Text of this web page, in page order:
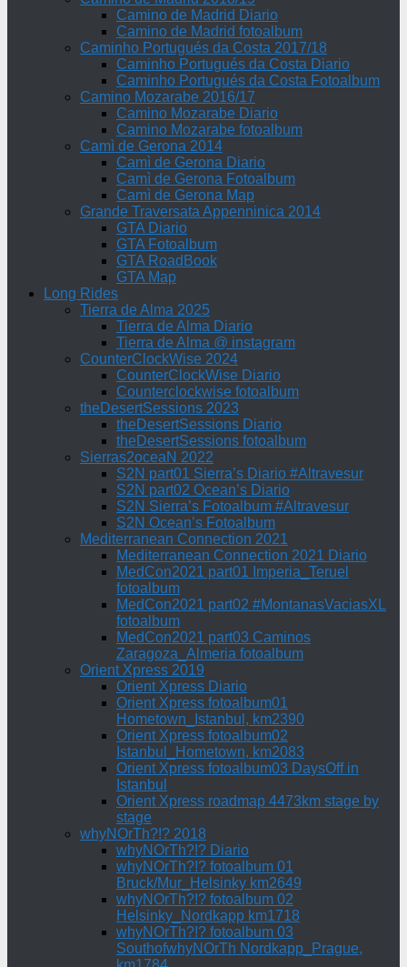
Camino de Madrid Diario
Camino de Madrid fotoalbum
Caminho Portugués da Costa 2017/18
Caminho Portugués da Costa Diario
Caminho Portugués da Costa Fotoalbum
Camino Mozarabe 2016/17
Camino Mozarabe Diario
Camino Mozarabe fotoalbum
Camì de Gerona 2014
Camì de Gerona Diario
Camì de Gerona Fotoalbum
Camì de Gerona Map
Grande Traversata Appenninica 2014
GTA Diario
GTA Fotoalbum
GTA RoadBook
GTA Map
Long Rides
Tierra de Alma 2025
Tierra de Alma Diario
Tierra de Alma @ instagram
CounterClockWise 2024
CounterClockWise Diario
Counterclockwise fotoalbum
theDesertSessions 2023
theDesertSessions Diario
theDesertSessions fotoalbum
Sierras2oceaN 2022
S2N part01 Sierra’s Diario #Altravesur
S2N part02 Ocean’s Diario
S2N Sierra’s Fotoalbum #Altravesur
S2N Ocean’s Fotoalbum
Mediterranean Connection 2021
Mediterranean Connection 2021 Diario
MedCon2021 part01 Imperia_Teruel
fotoalbum
MedCon2021 part02 #MontanasVaciasXL
fotoalbum
MedCon2021 part03 Caminos
Zaragoza_Almeria fotoalbum
Orient Xpress 2019
Orient Xpress Diario
Orient Xpress fotoalbum01
Hometown_Istanbul, km2390
Orient Xpress fotoalbum02
Istanbul_Hometown, km2083
Orient Xpress fotoalbum03 DaysOff in
Istanbul
Orient Xpress roadmap 4473km stage by
stage
whyNOrTh?!? 2018
whyNOrTh?!? Diario
whyNOrTh?!? fotoalbum 01
Bruck/Mur_Helsinky km2649
whyNOrTh?!? fotoalbum 02
Helsinky_Nordkapp km1718
whyNOrTh?!? fotoalbum 03
SouthofwhyNOrTh Nordkapp_Prague,